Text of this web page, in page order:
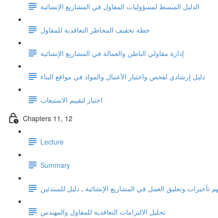
الدليل المبسط لمسؤوليات المقاول في المشاريع الإنشائية
خطة تخفيف المخاطر التعاقدية للمقاول
إدارة مقاولي الباطن والعمالة في المشاريع الإنشائية
دليل إرشادي لفحص واختبار الأعمال والمواد في مواقع البناء
اختبار لتقييم الاستيعاب
Chapters 11, 12
Lecture
Summary
تأخيرات وتعليق العمل في المشاريع الإنشائية ـ دليل للمبتدئين
تحليل الالتزامات التعاقدية للمقاول والمهندس